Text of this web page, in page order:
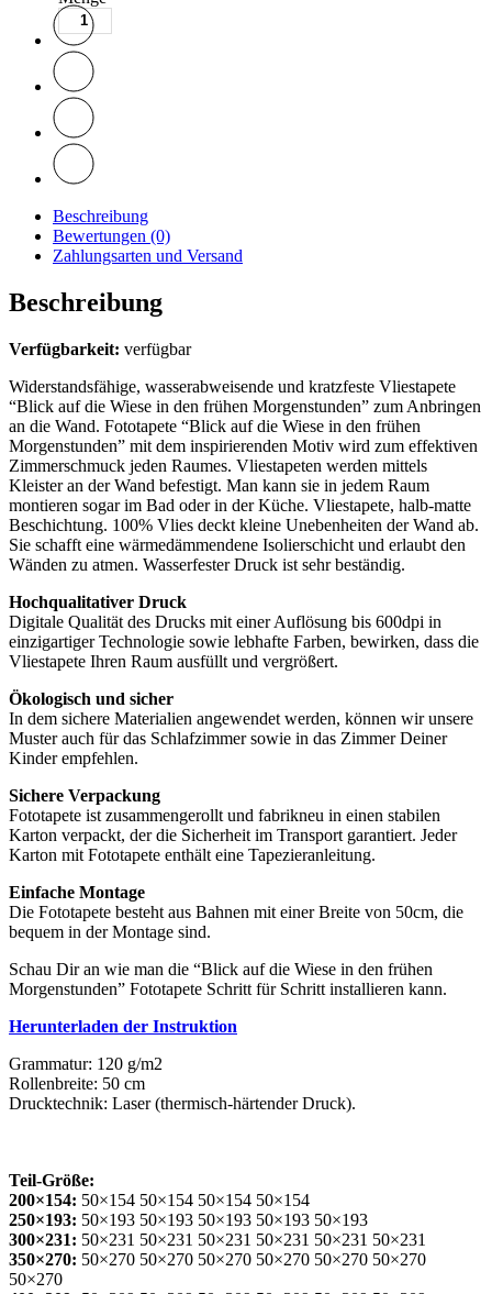
Beschreibung
Bewertungen (0)
Zahlungsarten und Versand
Beschreibung
Verfügbarkeit: verfügbar
Widerstandsfähige, wasserabweisende und kratzfeste Vliestapete
“Blick auf die Wiese in den frühen Morgenstunden” zum Anbringen
an die Wand. Fototapete “Blick auf die Wiese in den frühen
Morgenstunden” mit dem inspirierenden Motiv wird zum effektiven
Zimmerschmuck jeden Raumes. Vliestapeten werden mittels
Kleister an der Wand befestigt. Man kann sie in jedem Raum
montieren sogar im Bad oder in der Küche. Vliestapete, halb-matte
Beschichtung. 100% Vlies deckt kleine Unebenheiten der Wand ab.
Sie schafft eine wärmedämmendene Isolierschicht und erlaubt den
Wänden zu atmen. Wasserfester Druck ist sehr beständig.
Hochqualitativer Druck
Digitale Qualität des Drucks mit einer Auflösung bis 600dpi in
einzigartiger Technologie sowie lebhafte Farben, bewirken, dass die
Vliestapete Ihren Raum ausfüllt und vergrößert.
Ökologisch und sicher
In dem sichere Materialien angewendet werden, können wir unsere
Muster auch für das Schlafzimmer sowie in das Zimmer Deiner
Kinder empfehlen.
Sichere Verpackung
Fototapete ist zusammengerollt und fabrikneu in einen stabilen
Karton verpackt, der die Sicherheit im Transport garantiert. Jeder
Karton mit Fototapete enthält eine Tapezieranleitung.
Einfache Montage
Die Fototapete besteht aus Bahnen mit einer Breite von 50cm, die
bequem in der Montage sind.
Schau Dir an wie man die “Blick auf die Wiese in den frühen
Morgenstunden” Fototapete Schritt für Schritt installieren kann.
Herunterladen der Instruktion
Grammatur: 120 g/m2
Rollenbreite: 50 cm
Drucktechnik: Laser (thermisch-härtender Druck).
Teil-Größe:
200×154: 50×154 50×154 50×154 50×154
250×193: 50×193 50×193 50×193 50×193 50×193
300×231: 50×231 50×231 50×231 50×231 50×231 50×231
350×270: 50×270 50×270 50×270 50×270 50×270 50×270
50×270